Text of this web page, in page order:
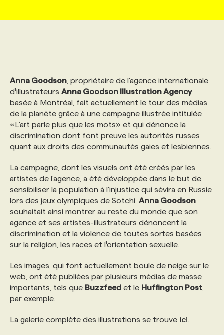
AFFAIRES DE L'INDUSTRIE
INITIATIVES NUMÉRIQUES
PRIX ET DISTINCTIONS
WEB & MÉDIAS SOCIAUX
MARKETING DURABLE
GEO/SEO
NOS AUTEUR‧RICES
INFOLETTRE PUBLICITÉ
ANNONCEZ AVEC NOUS
CONSULTER LA CVTHÈQUE
PROFIL ENTREPRISE
FAQ
VOIR LES OFFRES
PROFIL CANDIDAT
FAQ
ANNONCEZ AVEC NOUS
NOS FORMATIONS EN LIGNE
NOS PARCOURS DE FORMATIONS
FORMATIONS PERSONNALISÉES
POURQUOI CHOISIR NOS FORMATIONS
NOS TARIFS
PROGRAMMES DE SUBVENTIONS
FAQ
CHASSE DE TÊTE
SERVICE DE CHASSE DE TÊTE
NOS TARIFS
FAQ
ANNONCEZ AVEC NOUS
Anna Goodson , propriétaire de l'agence internationale
d¹illustrateurs Anna Goodson Illustration Agency
basée à Montréal, fait actuellement le tour des médias
de la planète grâce à une campagne illustrée intitulée
«L'art parle plus que les mots» et qui dénonce la
discrimination dont font preuve les autorités russes
quant aux droits des communautés gaies et lesbiennes.
La campagne, dont les visuels ont été créés par les
artistes de l'agence, a été développée dans le but de
sensibiliser la population à l'injustice qui sévira en Russie
lors des jeux olympiques de Sotchi. Anna Goodson
souhaitait ainsi montrer au reste du monde que son
agence et ses artistes-illustrateurs dénoncent la
discrimination et la violence de toutes sortes basées
sur la religion, les races et l¹orientation sexuelle.
Les images, qui font actuellement boule de neige sur le
web, ont été publiées par plusieurs médias de masse
importants, tels que Buzzfeed et le Huffington Post
par exemple.
La galerie complète des illustrations se trouve ici